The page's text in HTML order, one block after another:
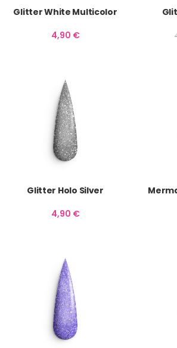
Glitter White Multicolor
4,90 €
Glitter Holo Silver
4,90 €